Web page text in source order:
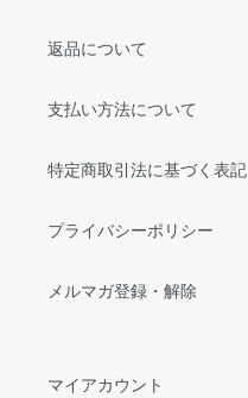
返品について
支払い方法について
特定商取引法に基づく表記
プライバシーポリシー
メルマガ登録・解除
マイアカウント